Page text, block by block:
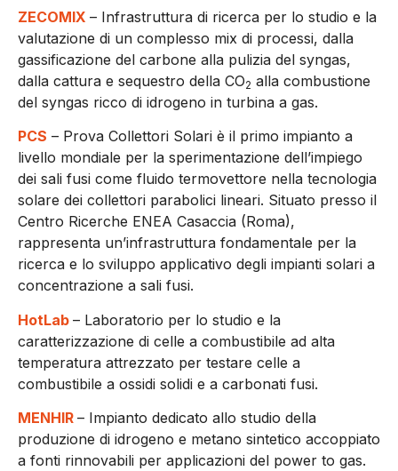
ZECOMIX – Infrastruttura di ricerca per lo studio e la
valutazione di un complesso mix di processi, dalla
gassificazione del carbone alla pulizia del syngas,
dalla cattura e sequestro della CO2 alla combustione
del syngas ricco di idrogeno in turbina a gas.
PCS – Prova Collettori Solari è il primo impianto a
livello mondiale per la sperimentazione dell’impiego
dei sali fusi come fluido termovettore nella tecnologia
solare dei collettori parabolici lineari. Situato presso il
Centro Ricerche ENEA Casaccia (Roma),
rappresenta un’infrastruttura fondamentale per la
ricerca e lo sviluppo applicativo degli impianti solari a
concentrazione a sali fusi.
HotLab – Laboratorio per lo studio e la
caratterizzazione di celle a combustibile ad alta
temperatura attrezzato per testare celle a
combustibile a ossidi solidi e a carbonati fusi.
MENHIR – Impianto dedicato allo studio della
produzione di idrogeno e metano sintetico accoppiato
a fonti rinnovabili per applicazioni del power to gas.